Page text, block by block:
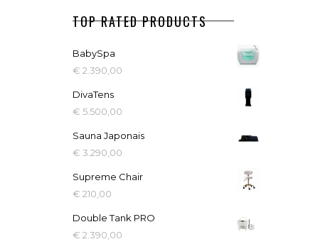
TOP RATED PRODUCTS
BabySpa
€ 2.390,00
DivaTens
€ 5.500,00
Sauna Japonais
€ 3.290,00
Supreme Chair
€ 210,00
Double Tank PRO
€ 2.390,00